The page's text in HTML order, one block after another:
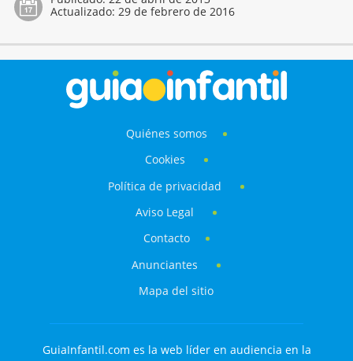
Actualizado: 29 de febrero de 2016
Quiénes somos
Cookies
Política de privacidad
Aviso Legal
Contacto
Anunciantes
Mapa del sitio
GuiaInfantil.com es la web líder en audiencia en la